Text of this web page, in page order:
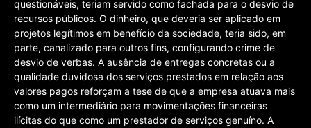
questionáveis, teriam servido como fachada para o desvio de
recursos públicos. O dinheiro, que deveria ser aplicado em
projetos legítimos em benefício da sociedade, teria sido, em
parte, canalizado para outros fins, configurando crime de
desvio de verbas. A ausência de entregas concretas ou a
qualidade duvidosa dos serviços prestados em relação aos
valores pagos reforçam a tese de que a empresa atuava mais
como um intermediário para movimentações financeiras
ilícitas do que como um prestador de serviços genuíno. A